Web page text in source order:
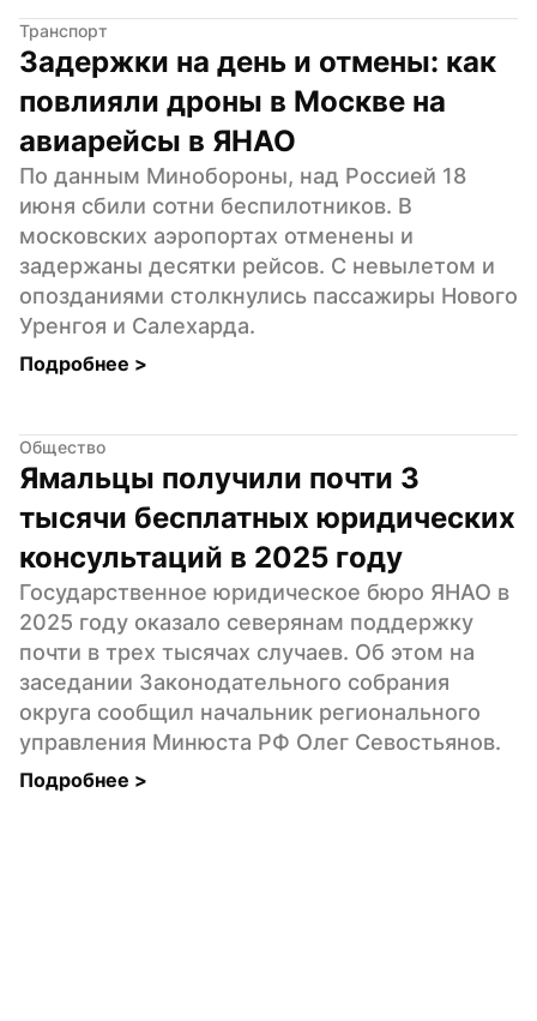
Транспорт
Задержки на день и отмены: как
повлияли дроны в Москве на
авиарейсы в ЯНАО
По данным Минобороны, над Россией 18
июня сбили сотни беспилотников. В
московских аэропортах отменены и
задержаны десятки рейсов. С невылетом и
опозданиями столкнулись пассажиры Нового
Уренгоя и Салехарда.
Подробнее >
Общество
Ямальцы получили почти 3
тысячи бесплатных юридических
консультаций в 2025 году
Государственное юридическое бюро ЯНАО в
2025 году оказало северянам поддержку
почти в трех тысячах случаев. Об этом на
заседании Законодательного собрания
округа сообщил начальник регионального
управления Минюста РФ Олег Севостьянов.
Подробнее >